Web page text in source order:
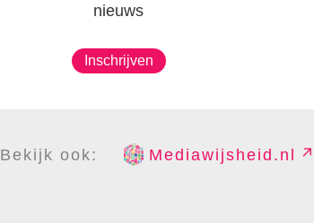
nieuws
Inschrijven
Bekijk ook: Mediawijsheid.nl